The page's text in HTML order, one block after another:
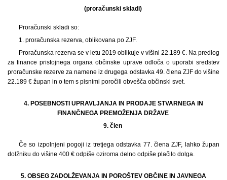
(proračunski skladi)
Proračunski skladi so:
1. proračunska rezerva, oblikovana po ZJF.
Proračunska rezerva se v letu 2019 oblikuje v višini 22.189 €. Na predlog
za finance pristojnega organa občinske uprave odloča o uporabi sredstev
proračunske rezerve za namene iz drugega odstavka 49. člena ZJF do višine
22.189 € župan in o tem s pisnimi poročili obvešča občinski svet.
4. POSEBNOSTI UPRAVLJANJA IN PRODAJE STVARNEGA IN
FINANČNEGA PREMOŽENJA DRŽAVE
9. člen
Če so izpolnjeni pogoji iz tretjega odstavka 77. člena ZJF, lahko župan
dolžniku do višine 400 € odpiše oziroma delno odpiše plačilo dolga.
5. OBSEG ZADOLŽEVANJA IN POROŠTEV OBČINE IN JAVNEGA